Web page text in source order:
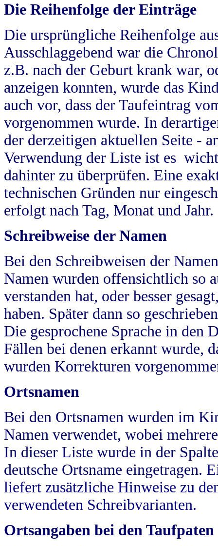
Die Reihenfolge der Einträge
Die ursprüngliche Reihenfolge
Ausschlaggebend war die
z.B. nach der Geburt krank war,
anzeigen konnten, wurde das
auch vor, dass der Taufeintrag
vorgenommen wurde. In
der derzeitigen aktuellen Seite -
Verwendung der Liste ist es
dahinter zu überprüfen. Eine
technischen Gründen nur
erfolgt nach Tag, Monat und Jahr.
Schreibweise der Namen
Bei den Schreibweisen der
Namen wurden offensichtlich so
verstanden hat, oder besser
haben. Später dann so
Die gesprochene Sprache in
Fällen bei denen erkannt wurde,
wurden Korrekturen
Ortsnamen
Bei den Ortsnamen wurden im
Namen verwendet, wobei
In dieser Liste wurde in der
deutsche Ortsname eingetragen.
liefert zusätzliche Hinweise zu
verwendeten Schreibvarianten.
Ortsangaben bei den Taufpaten